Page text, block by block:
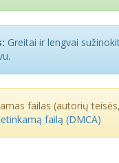
Greitai ir lengvai
failas (autorių
failą (DMCA)